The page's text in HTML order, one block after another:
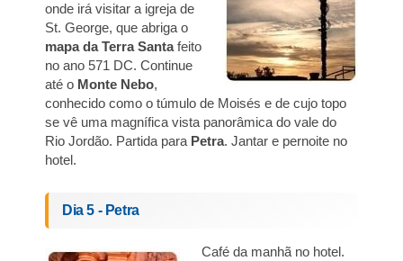
onde irá visitar a igreja de
St. George, que abriga o
mapa da Terra Santafeito
no ano 571 DC. Continue
até o Monte Nebo,
conhecido como o túmulo de Moisés e de cujo topo
se vê uma magnífica vista panorâmica do vale do
Rio Jordão. Partida para Petra. Jantar e pernoite no
hotel.
Dia 5 - Petra
Café da manhã no hotel.